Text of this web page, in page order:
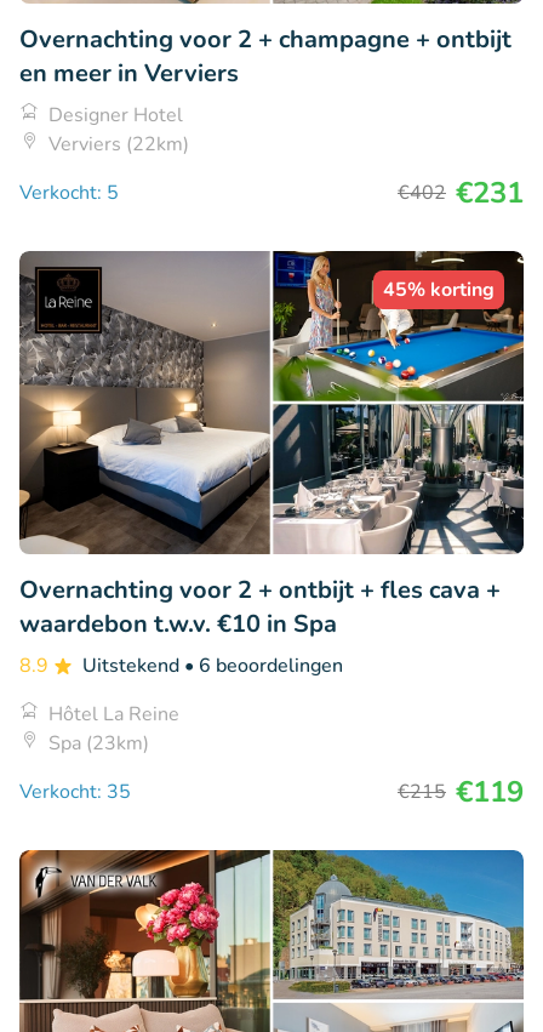
Overnachting voor 2 + champagne + ontbijt
en meer in Verviers
Designer Hotel
Verviers (22km)
Verkocht: 5
€402 €231
45% korting
Overnachting voor 2 + ontbijt + fles cava +
waardebon t.w.v. €10 in Spa
8.9 Uitstekend • 6 beoordelingen
Hôtel La Reine
Spa (23km)
Verkocht: 35
€215 €119